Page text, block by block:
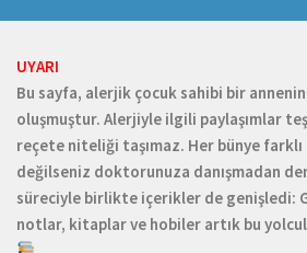
UYARI
Bu sayfa, alerjik çocuk sahibi bir
oluşmuştur. Alerjiyle ilgili paylaşımlar
reçete niteliği taşımaz. Her bünye
değilseniz doktorunuza danışmadan
süreciyle birlikte içerikler de genişledi:
notlar, kitaplar ve hobiler artık bu